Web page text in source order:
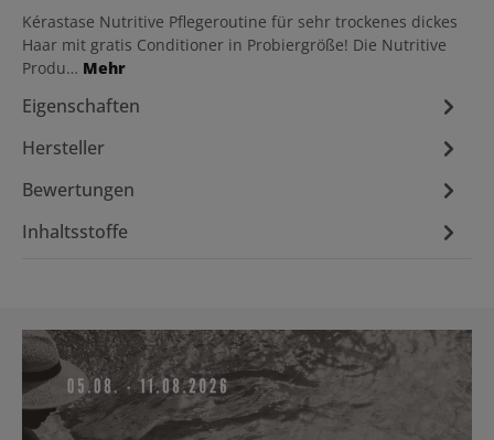
Kérastase Nutritive Pflegeroutine für sehr trockenes dickes
Haar mit gratis Conditioner in Probiergröße! Die Nutritive
Produ… Mehr
Eigenschaften
Hersteller
Bewertungen
Inhaltsstoffe